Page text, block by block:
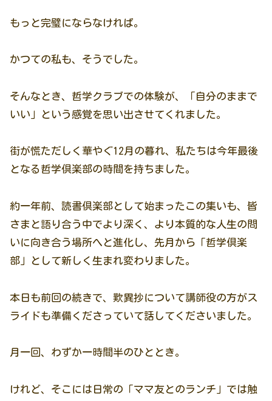
もっと完璧にならなければ。
かつての私も、そうでした。
そんなとき、哲学クラブでの体験が、「自分のままで
いい」という感覚を思い出させてくれました。
街が慌ただしく華やぐ12月の暮れ、私たちは今年最後
となる哲学倶楽部の時間を持ちました。
約一年前、読書倶楽部として始まったこの集いも、皆
さまと語り合う中でより深く、より本質的な人生の問
いに向き合う場所へと進化し、先月から「哲学倶楽
部」として新しく生まれ変わりました。
本日も前回の続きで、歎異抄について講師役の方がス
ライドも準備くださっていて話してくださいました。
月一回、わずか一時間半のひととき。
けれど、そこには日常の「ママ友とのランチ」では触